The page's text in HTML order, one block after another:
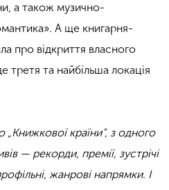
а також музично-
А ще книгарня-
про відкриття власного
та найбільша локація
країни“, з одного
— рекорди, премії, зустрічі
жанрові напрямки. І